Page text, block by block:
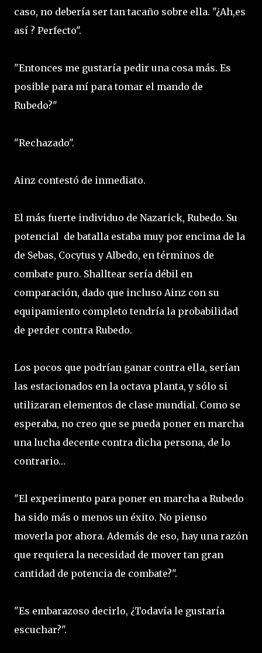
caso, no debería ser tan tacaño sobre ella. "¿Ah,es
así ? Perfecto".
"Entonces me gustaría pedir una cosa más. Es
posible para mí para tomar el mando de
Rubedo?"
"Rechazado".
Ainz contestó de inmediato.
El más fuerte individuo de Nazarick, Rubedo. Su
potencial de batalla estaba muy por encima de la
de Sebas, Cocytus y Albedo, en términos de
combate puro. Shalltear sería débil en
comparación, dado que incluso Ainz con su
equipamiento completo tendría la probabilidad
de perder contra Rubedo.
Los pocos que podrían ganar contra ella, serían
las estacionados en la octava planta, y sólo si
utilizaran elementos de clase mundial. Como se
esperaba, no creo que se pueda poner en marcha
una lucha decente contra dicha persona, de lo
contrario…
"El experimento para poner en marcha a Rubedo
ha sido más o menos un éxito. No pienso
moverla por ahora. Además de eso, hay una razón
que requiera la necesidad de mover tan gran
cantidad de potencia de combate?".
"Es embarazoso decirlo, ¿Todavía le gustaría
escuchar?".